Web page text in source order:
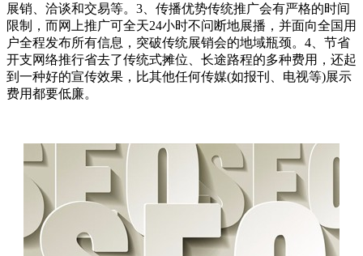
展销、洽谈和交易等。3、传播优势传统推广会有严格的时间
限制，而网上推广可全天24小时不问断地展播，并面向全国用
户全程发布所有信息，突破传统展销会的地域瓶颈。4、节省
开支网络推行省去了传统式摊位、长途路程的多种费用，还起
到一种好的宣传效果，比其他任何传媒(如报刊、电视等)展示
费用都要低廉。